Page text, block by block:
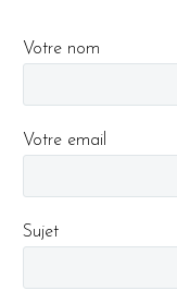
Votre nom
Votre email
Sujet